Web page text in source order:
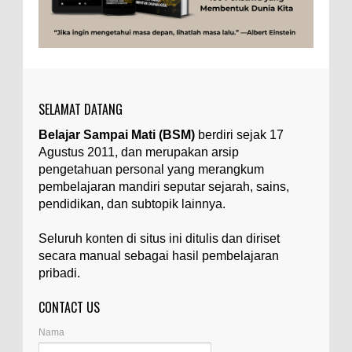
Apa yang Disebut Impurities?
Apa yang Disebut Badan Golgi?
Ilustrasi/utakatikotak.com Badan Golgi (disebut
pula aparatus Golgi, kompleks Golgi, atau
diktiosom) adalah organel yang dikaitkan
denga...
Apakah UFO Benar-benar Ada?
Ilustrasi/istimewa Sebagian orang percaya UFO
UFO benar-benar tidak ada. Manakah yang
benar...
SELAMAT DATANG
Belajar Sampai Mati (BSM) berdiri sejak 17
Agustus 2011, dan merupakan arsip
pengetahuan personal yang merangkum
pembelajaran mandiri seputar sejarah, sains,
pendidikan, dan subtopik lainnya.
Seluruh konten di situs ini ditulis dan diriset
secara manual sebagai hasil pembelajaran
pribadi.
CONTACT US
Nama